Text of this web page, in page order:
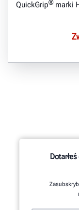
QuickGrip®marki